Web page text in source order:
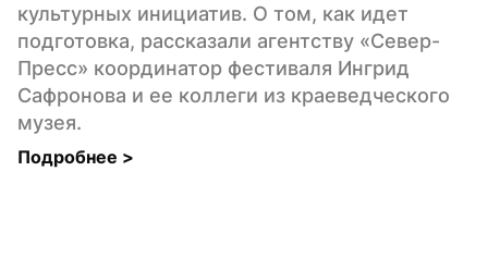
культурных инициатив. О том, как идет
подготовка, рассказали агентству «Север-
Пресс» координатор фестиваля Ингрид
Сафронова и ее коллеги из краеведческого
музея.
Подробнее >